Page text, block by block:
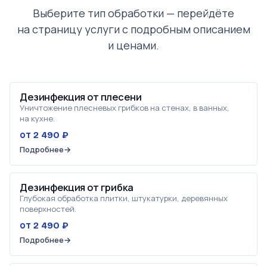
Выберите тип обработки — перейдёте
на страницу услуги с подробным описанием
и ценами.
Дезинфекция от плесени
Уничтожение плесневых грибков на стенах, в ванных,
на кухне.
от 2 490 ₽
Подробнее→
Дезинфекция от грибка
Глубокая обработка плитки, штукатурки, деревянных
поверхностей.
от 2 490 ₽
Подробнее→